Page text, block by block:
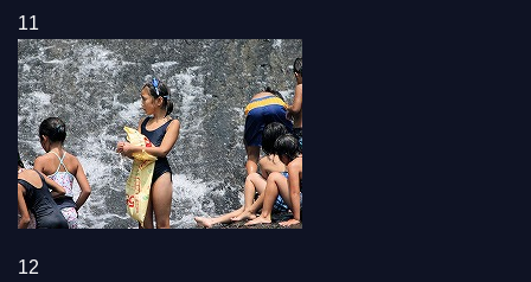
11
12